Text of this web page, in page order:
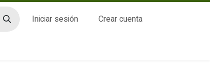
Iniciar sesión Crear cuenta